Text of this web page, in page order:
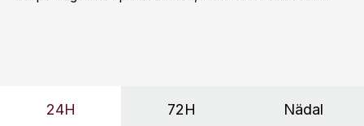
24H 72H Nädal